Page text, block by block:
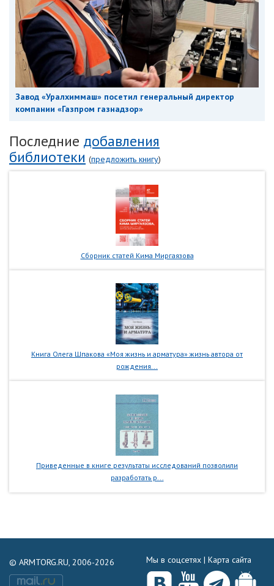
Завод «Уралхиммаш» посетил генеральный директор
компании «Газпром газнадзор»
Последние добавления
библиотеки (предложить книгу)
Сборник статей Кима Миргаязова
Книга Олега Шпакова «Моя жизнь и арматура» жизнь автора от
рождения...
Приведенные в книге результаты исследований позволили
разработать р...
© ARMTORG.RU, 2006-2026 Мы в соцсетях | Карта сайта